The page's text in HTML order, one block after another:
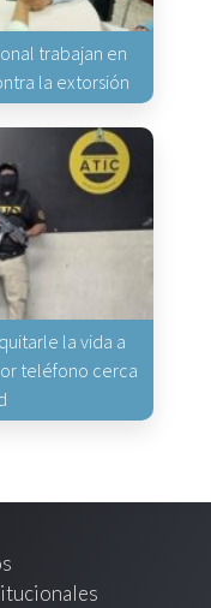
trabajan en
la extorsión
la vida a
teléfono cerca